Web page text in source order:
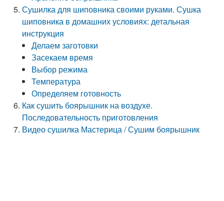
Сушилка для шиповника своими руками. Сушка
шиповника в домашних условиях: детальная
инструкция
Делаем заготовки
Засекаем время
Выбор режима
Температура
Определяем готовность
Как сушить боярышник на воздухе.
Последовательность приготовления
Видео сушилка Мастерица / Сушим боярышник